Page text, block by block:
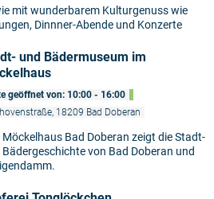
mit wunderbarem Kulturgenuss wie
Dinnner-Abende und Konzerte
und Bädermuseum im
geöffnet von: 10:00 - 16:00
18209 Bad Doberan
Möckelhaus Bad Doberan zeigt die Stadt-
Bädergeschichte von Bad Doberan und